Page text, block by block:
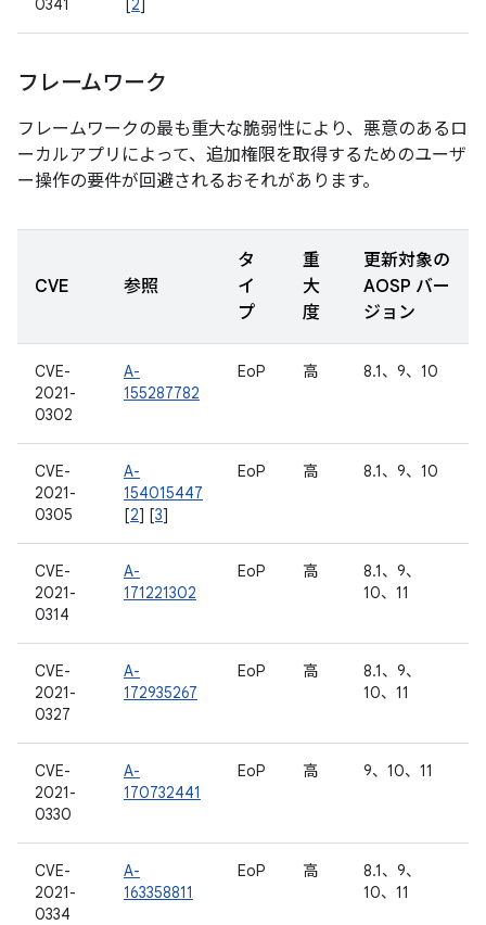
0341 2
フレームワーク
フレームワークの最も重大な脆弱性により、悪意のあるロ
ーカルアプリによって、追加権限を取得するためのユーザ
ー操作の要件が回避されるおそれがあります。
CVE 参照
タ
イ
プ
重
大
度
更新対象の
AOSP バー
ジョン
CVE-
2021-
0302
A-
155287782
EoP 高 8.1、9、10
CVE-
2021-
0305
A-
154015447
[2] [3]
EoP 高 8.1、9、10
CVE-
2021-
0314
A-
171221302
EoP 高
8.1、9、
10、11
CVE-
2021-
0327
A-
172935267
EoP 高
8.1、9、
10、11
CVE-
2021-
0330
A-
170732441
EoP 高 9、10、11
CVE-
2021-
0334
A-
163358811
EoP 高
8.1、9、
10、11